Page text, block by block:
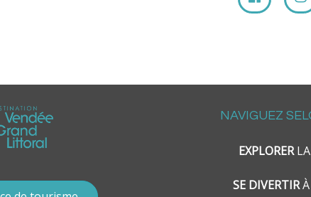
NAVIGUEZ
EXPLORERLA
SE DIVERTIRÀ